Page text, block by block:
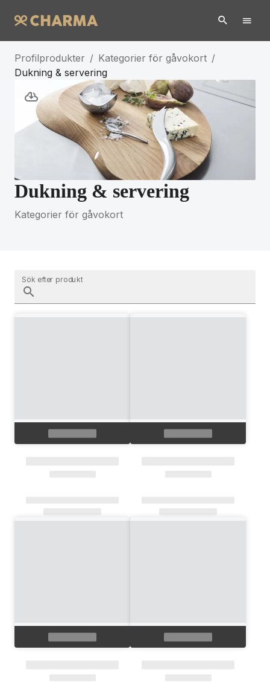
Profilprodukter / Kategorier för gåvokort /
Dukning & servering
Dukning & servering
Kategorier för gåvokort
Sök efter produkt